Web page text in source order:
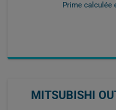
Prime calculée
MITSUBISHI